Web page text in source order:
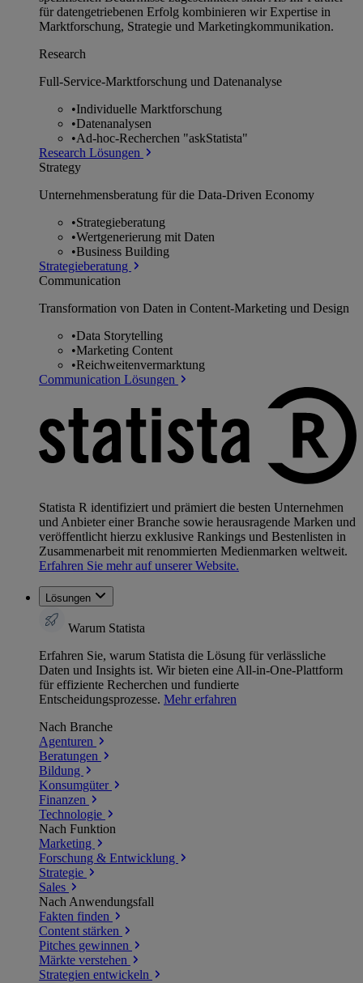
für datengetriebenen Erfolg kombinieren wir Expertise in
Marktforschung, Strategie und Marketingkommunikation.
Research
Full-Service-Marktforschung und Datenanalyse
•Individuelle Marktforschung
•Datenanalysen
•Ad-hoc-Recherchen "askStatista"
Research Lösungen
Strategy
Unternehmens­beratung für die Data-Driven Economy
•Strategieberatung
•Wertgenerierung mit Daten
•Business Building
Strategieberatung
Communication
Transformation von Daten in Content-Marketing und Design
•Data Storytelling
•Marketing Content
•Reichweitenvermarktung
Communication Lösungen
Statista R identifiziert und prämiert die besten Unternehmen
und Anbieter einer Branche sowie herausragende Marken und
veröffentlicht hierzu exklusive Rankings und Bestenlisten in
Zusammenarbeit mit renommierten Medienmarken weltweit.
Erfahren Sie mehr auf unserer Website.
Lösungen
Warum Statista
Erfahren Sie, warum Statista die Lösung für verlässliche
Daten und Insights ist. Wir bieten eine All-in-One-Plattform
für effiziente Recherchen und fundierte
Entscheidungsprozesse. Mehr erfahren
Nach Branche
Agenturen
Beratungen
Bildung
Konsumgüter
Finanzen
Technologie
Nach Funktion
Marketing
Forschung & Entwicklung
Strategie
Sales
Nach Anwendungsfall
Fakten finden
Content stärken
Pitches gewinnen
Märkte verstehen
Strategien entwickeln